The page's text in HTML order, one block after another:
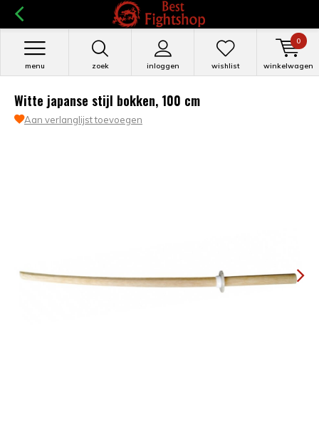
zoek inloggen
menu wishlist winkelwagen
0
Witte japanse stijl bokken, 100 cm
Aan verlanglijst toevoegen